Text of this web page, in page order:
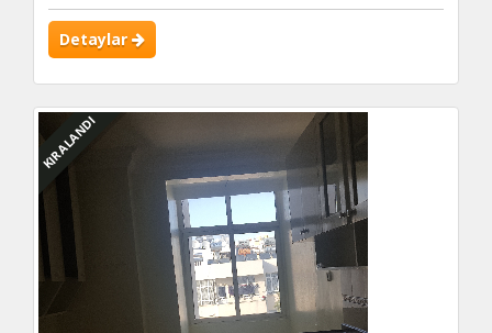
Detaylar
KIRALANDI